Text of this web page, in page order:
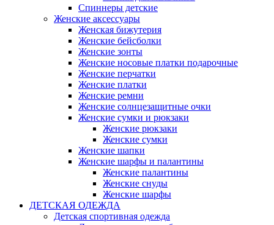
Спиннеры детские
Женские аксессуары
Женская бижутерия
Женские бейсболки
Женские зонты
Женские носовые платки подарочные
Женские перчатки
Женские платки
Женские ремни
Женские солнцезащитные очки
Женские сумки и рюкзаки
Женские рюкзаки
Женские сумки
Женские шапки
Женские шарфы и палантины
Женские палантины
Женские снуды
Женские шарфы
ДЕТСКАЯ ОДЕЖДА
Детская спортивная одежда